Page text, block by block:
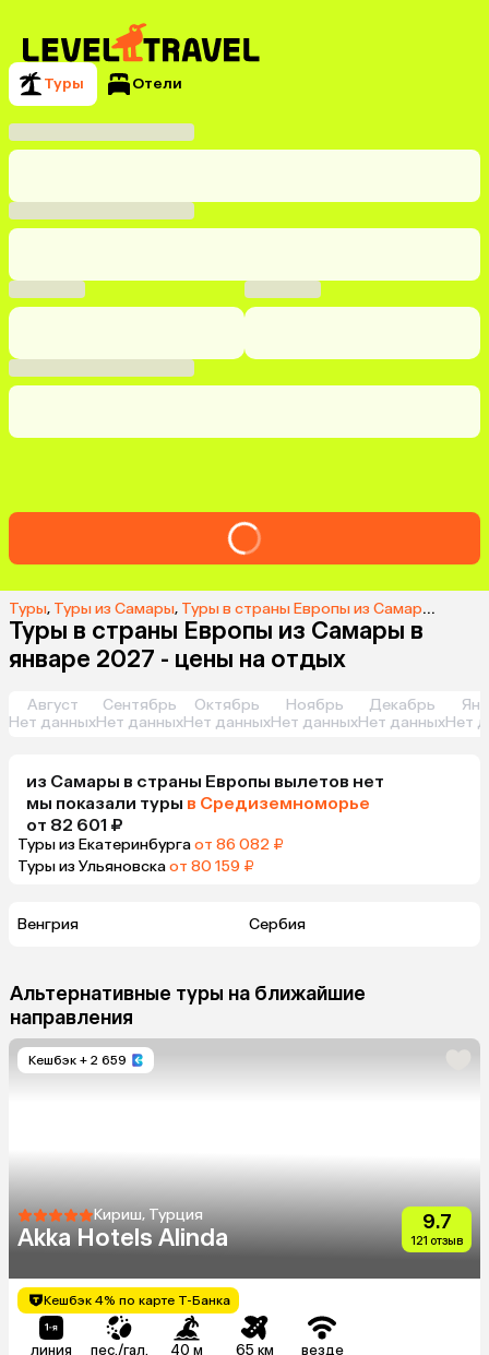
Туры Отели
Туры, Туры из Самары, Туры в cтраны Европы из Самары ,
Туры в cтраны Европы из Самары в
январе 2027 - цены на отдых
Август
Нет данных
Сентябрь
Нет данных
Октябрь
Нет данных
Ноябрь
Нет данных
Декабрь
Нет данныхНет
из Самары в cтраны Европы вылетов нет
мы показали туры в Средиземноморье
от 82 601 ₽
Туры из Екатеринбургаот 86 082 ₽
Туры из Ульяновскаот 80 159 ₽
Венгрия Сербия
Альтернативные туры на ближайшие
направления
Кешбэк + 2 659
Кириш, Турция
Akka Hotels Alinda
9.7
121 отзыв
Кешбэк 4% по карте Т-Банка
линия пес./гал. 40 м 65 км везде